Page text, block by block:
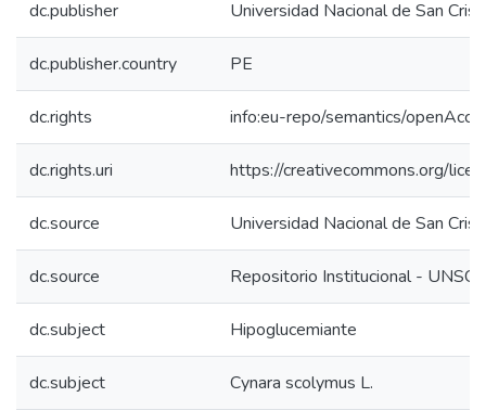
dc.publisher Universidad Nacional de San
dc.publisher.country PE
dc.rights info:eu-repo/semantics/
dc.rights.uri https://creativecommons.org/
dc.source Universidad Nacional de San
dc.source Repositorio Institucional -
dc.subject Hipoglucemiante
dc.subject Cynara scolymus L.